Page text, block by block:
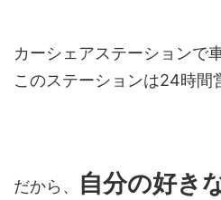
カーシェアステーションで
このステーションは24時間
だから、
自分の好き